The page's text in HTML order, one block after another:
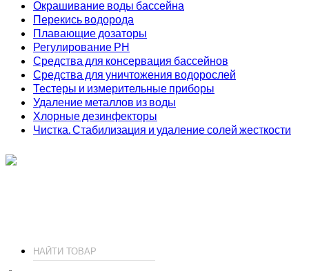
Окрашивание воды бассейна
Перекись водорода
Плавающие дозаторы
Регулирование РН
Средства для консервация бассейнов
Средства для уничтожения водорослей
Тестеры и измерительные приборы
Удаление металлов из воды
Хлорные дезинфекторы
Чистка. Стабилизация и удаление солей жесткости